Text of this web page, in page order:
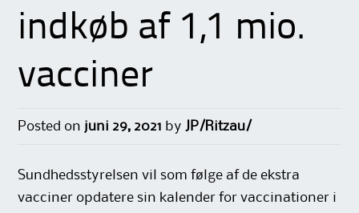
indkøb af 1,1 mio.
vacciner
Posted on juni 29, 2021 by JP/Ritzau/
Sundhedsstyrelsen vil som følge af de ekstra
vacciner opdatere sin kalender for vaccinationer i